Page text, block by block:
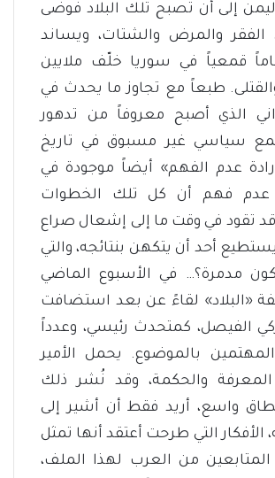
إلى أن تصبح تلك البلاد فوضى
الفقر والمرض والشتات، ويساند
قمعياً في سوريا خلّف ملايين
طبعاً مع تجاوز ما يحدث في
الذي أصبح معروفاً من تدهور
سياسي غير مسبوق في تاريخ
عدم الفهم» أيضاً موجودة في
عدم فهم أن كل تلك الخطوات
قد تقود في وقت ما إلى إشعال صراع
أحد أن يتكهن بنتائجه، والتي
مدمرة؟… في الأسبوع الماضي
«البلاد» لقاءً عن بعد استضافت
الفيصل، كمتحدث رئيسي، وعدداً
بالموضوع. يحمل الأمير
والحكمة، وقد نُشر ذلك
واسع، أريد فقط أن أشير إلى
التي طرحت أعتقد أنها تمثل
المتابعين من العرب لهذا الملف،